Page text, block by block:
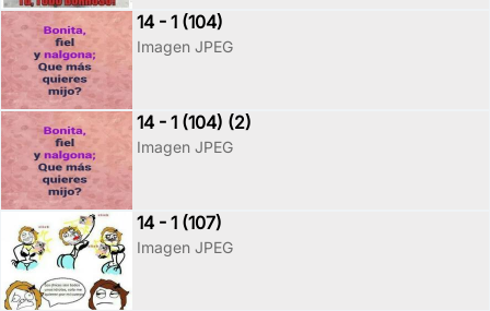
14 - 1 (104)
Imagen JPEG
14 - 1 (104) (2)
Imagen JPEG
14 - 1 (107)
Imagen JPEG